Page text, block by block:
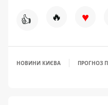
👍 🔥 ♥
НОВИНИ КИЄВА ПРОГНОЗ